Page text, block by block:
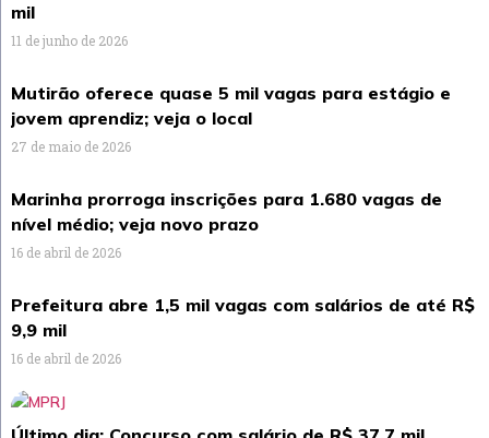
mil
11 de junho de 2026
Mutirão oferece quase 5 mil vagas para estágio e
jovem aprendiz; veja o local
27 de maio de 2026
Marinha prorroga inscrições para 1.680 vagas de
nível médio; veja novo prazo
16 de abril de 2026
Prefeitura abre 1,5 mil vagas com salários de até R$
9,9 mil
16 de abril de 2026